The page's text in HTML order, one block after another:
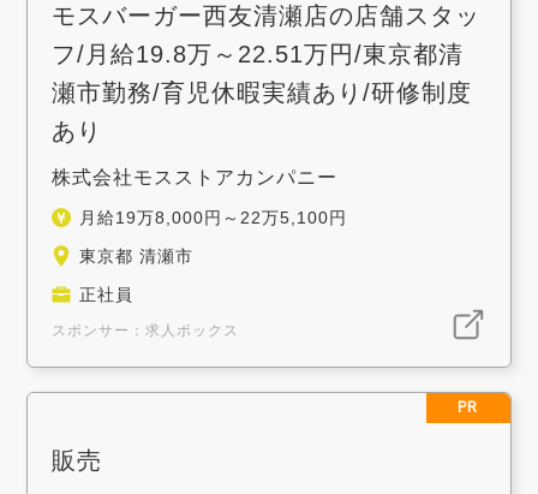
モスバーガー西友清瀬店の店舗スタッ
フ/月給19.8万～22.51万円/東京都清
瀬市勤務/育児休暇実績あり/研修制度
あり
株式会社モスストアカンパニー
月給19万8,000円～22万5,100円
東京都 清瀬市
正社員
スポンサー：求人ボックス
PR
販売